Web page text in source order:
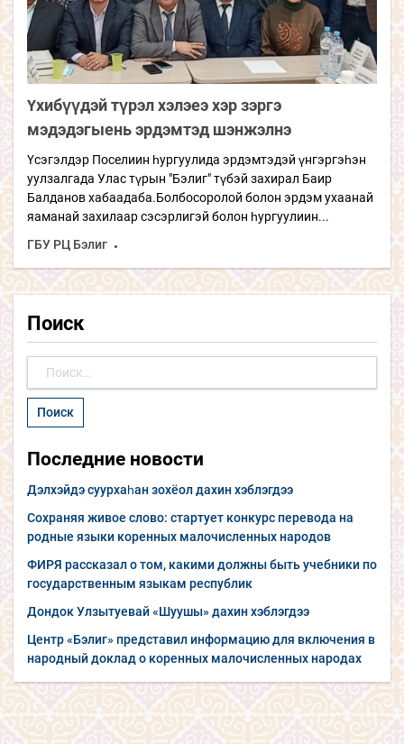
Үхибүүдэй түрэл хэлэеэ хэр зэргэ
мэдэдэгыень эрдэмтэд шэнжэлнэ
Үсэгэлдэр Поселиин һургуулида эрдэмтэдэй үнгэргэһэн
уулзалгада Улас түрын "Бэлиг" түбэй захирал Баир
Балданов хабаадаба.Болбосоролой болон эрдэм ухаанай
яаманай захилаар сэсэрлигэй болон һургуулиин...
ГБУ РЦ Бэлиг
Поиск
Найти:
Последние новости
Дэлхэйдэ суурхаһан зохёол дахин хэблэгдээ
Сохраняя живое слово: стартует конкурс перевода на
родные языки коренных малочисленных народов
ФИРЯ рассказал о том, какими должны быть учебники по
государственным языкам республик
Дондок Улзытуевай «Шуушы» дахин хэблэгдээ
Центр «Бэлиг» представил информацию для включения в
народный доклад о коренных малочисленных народах